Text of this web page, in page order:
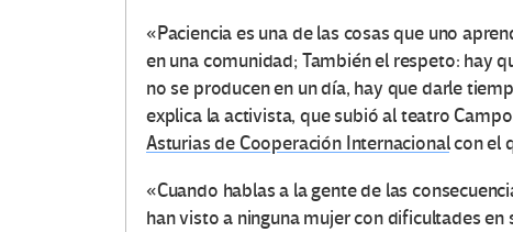
«Paciencia es una de las cosas que uno
en una comunidad; También el respeto: hay
no se producen en un día, hay que darle
explica la activista, que subió al teatro
Asturias de Cooperación Internacionalcon el
«Cuando hablas a la gente de las
han visto a ninguna mujer con dificultades